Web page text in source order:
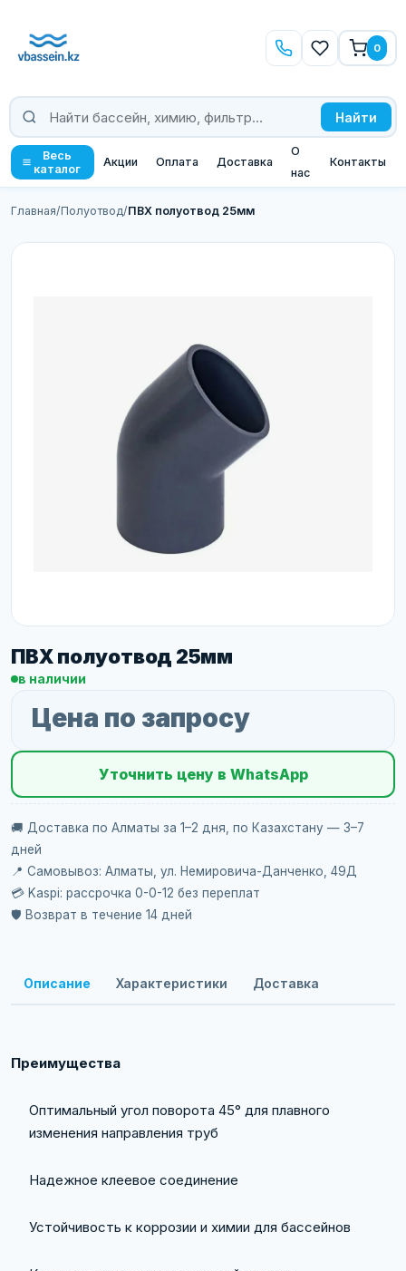
Найти
0
Весь
каталог
Акции Оплата Доставка
О
нас
Контакты
Главная/Полуотвод/ПВХ полуотвод 25мм
ПВХ полуотвод 25мм
в наличии
Цена по запросу
Уточнить цену в WhatsApp
🚚 Доставка по Алматы за 1–2 дня, по Казахстану — 3–7
дней
📍 Самовывоз: Алматы, ул. Немировича-Данченко, 49Д
💳 Kaspi: рассрочка 0-0-12 без переплат
🛡️ Возврат в течение 14 дней
Описание Характеристики Доставка
Преимущества
Оптимальный угол поворота 45° для плавного
изменения направления труб
Надежное клеевое соединение
Устойчивость к коррозии и химии для бассейнов